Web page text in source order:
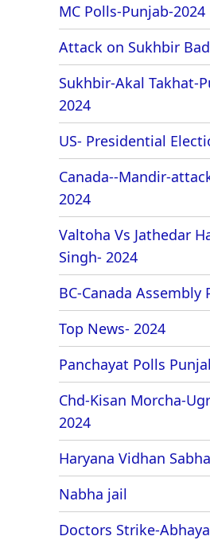
MC Polls-Punjab-2024
Attack on Sukhbir
Sukhbir-Akal Takhat-
2024
US- Presidential
Canada--Mandir-
2024
Valtoha Vs Jathedar
Singh- 2024
BC-Canada Assembly
Top News- 2024
Panchayat Polls
Chd-Kisan Morcha-
2024
Haryana Vidhan
Nabha jail
Doctors Strike-